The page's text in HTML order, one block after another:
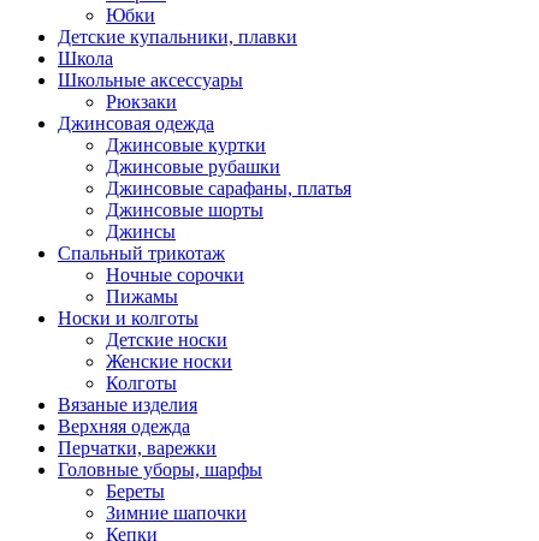
Юбки
Детские купальники, плавки
Школа
Школьные аксессуары
Рюкзаки
Джинсовая одежда
Джинсовые куртки
Джинсовые рубашки
Джинсовые сарафаны, платья
Джинсовые шорты
Джинсы
Спальный трикотаж
Ночные сорочки
Пижамы
Носки и колготы
Детские носки
Женские носки
Колготы
Вязаные изделия
Верхняя одежда
Перчатки, варежки
Головные уборы, шарфы
Береты
Зимние шапочки
Кепки